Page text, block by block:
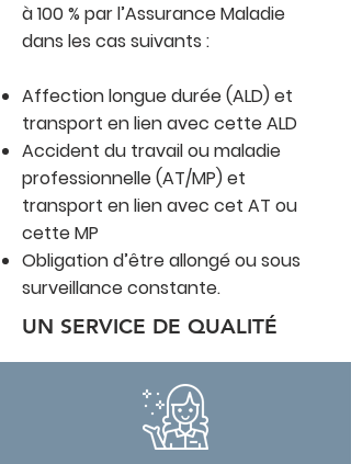
à 100 % par l’Assurance Maladie
dans les cas suivants :
Affection longue durée (ALD) et
transport en lien avec cette ALD
Accident du travail ou maladie
professionnelle (AT/MP) et
transport en lien avec cet AT ou
cette MP
Obligation d’être allongé ou sous
surveillance constante.
UN SERVICE DE QUALITÉ